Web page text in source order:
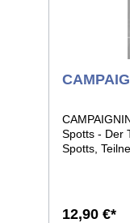
Spotts - Der
Spotts,
12,90 €*